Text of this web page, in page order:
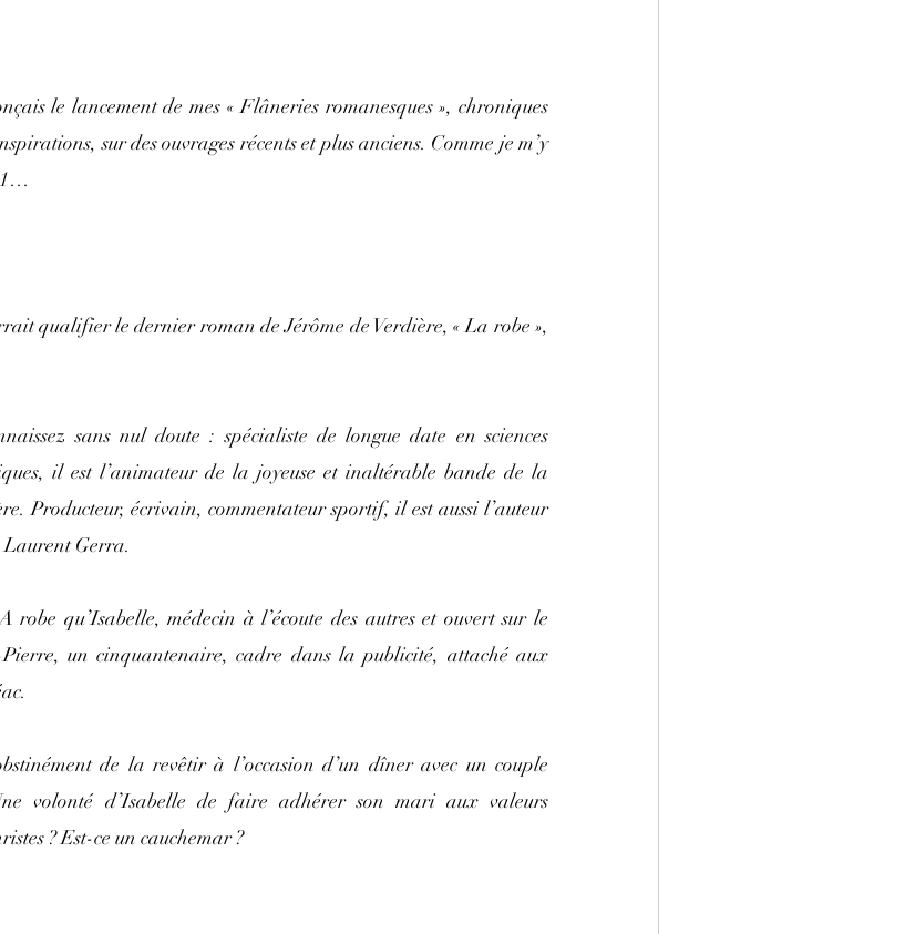
le lancement de mes « Flâneries romanesques », chroniques
sur des ouvrages récents et plus anciens. Comme je m’y
qualifier le dernier roman de Jérôme de Verdière, « La robe »,
sans nul doute : spécialiste de longue date en sciences
il est l’animateur de la joyeuse et inaltérable bande de la
Producteur, écrivain, commentateur sportif, il est aussi l’auteur
Laurent Gerra.
robe qu’Isabelle, médecin à l’écoute des autres et ouvert sur le
un cinquantenaire, cadre dans la publicité, attaché aux
de la revêtir à l’occasion d’un dîner avec un couple
volonté d’Isabelle de faire adhérer son mari aux valeurs
? Est-ce un cauchemar ?